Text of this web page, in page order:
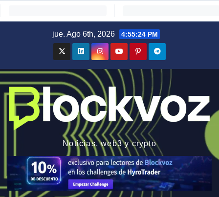
jue. Ago 6th, 2026 4:55:26 PM
Noticias, web3 y crypto